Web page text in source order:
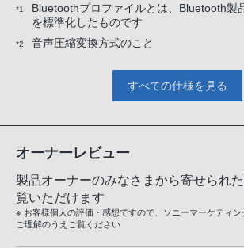
*1
Bluetoothプロファイルとは、Bluetooth製
を標準化したものです
*2 音声圧縮変換方式のこと
すべての仕様を見る
オーナーレビュー
製品オーナーのみなさまから寄せられ
覧いただけます
※ お客様個人の評価・感想ですので、ソニーマーケティ
ご理解のうえご覧ください